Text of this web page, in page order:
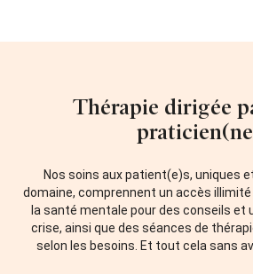
Thérapie dirigée
Nos soins aux patient(e)s, uniques
domaine, comprennent un accès
la santé mentale pour des conseils et
crise, ainsi que des séances de
selon les besoins. Et tout cela sans